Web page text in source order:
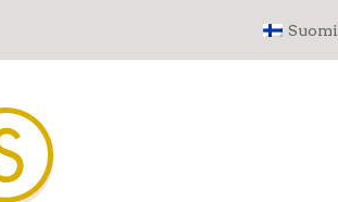
Suomi